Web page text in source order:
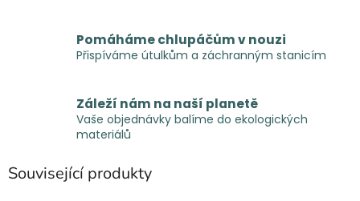
Pomáháme chlupáčům v nouzi
Přispíváme útulkům a záchranným stanicím
Záleží nám na naší planetě
Vaše objednávky balíme do ekologických
materiálů
Související produkty